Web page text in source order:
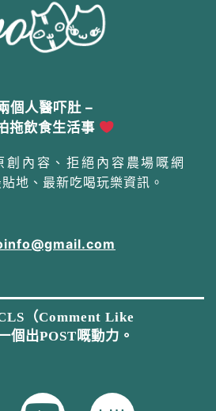
人醫吓肚 –
拖飲食生活事
創內容、拒絕內容農場嘅網
地、最新吃喝玩樂資訊。
（Comment Like
個出POST嘅動力。